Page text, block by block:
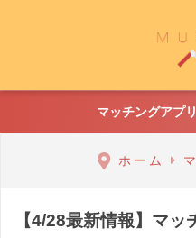
マッチングアプ
ホーム
【4/28最新情報】マッ